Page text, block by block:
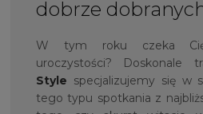
dobrze
W tym roku czeka
uroczystości? Doskonale
Style specjalizujemy się w
tego typu spotkania z